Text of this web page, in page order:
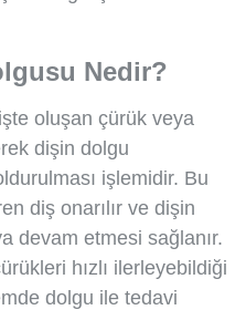
Nedir?
oluşan çürük veya
dişin dolgu
işlemidir. Bu
diş onarılır ve dişin
devam etmesi sağlanır.
hızlı ilerleyebildiği
dolgu ile tedavi